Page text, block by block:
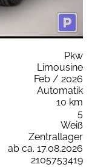
Pkw
Limousine
Feb / 2026
Automatik
10 km
5
Weiß
Zentrallager
ab ca. 17.08.2026
2105753419